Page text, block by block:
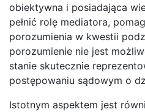
obiektywna i posiadająca
pełnić rolę mediatora,
porozumienia w kwestii
porozumienie nie jest
stanie skutecznie
postępowaniu sądowym o
Istotnym aspektem jest